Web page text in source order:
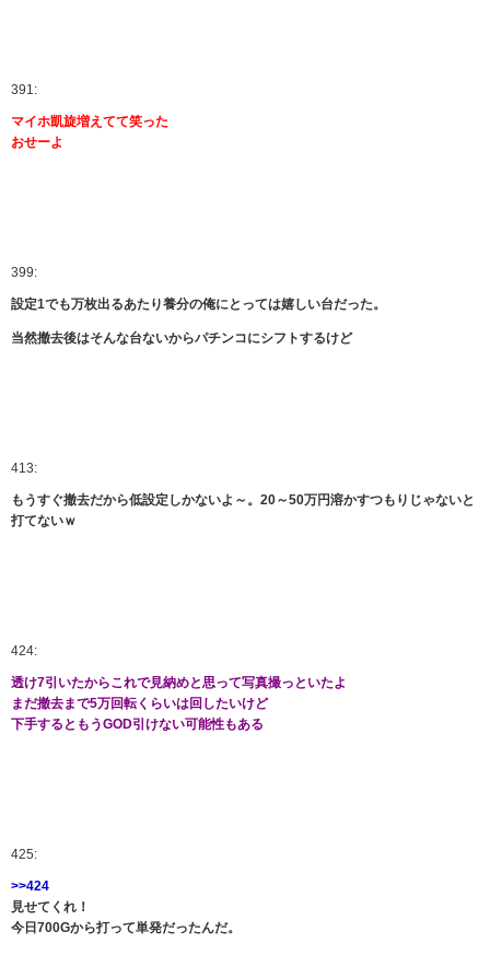
391:
マイホ凱旋増えてて笑った
おせーよ
399:
設定1でも万枚出るあたり養分の俺にとっては嬉しい台だった。
当然撤去後はそんな台ないからパチンコにシフトするけど
413:
もうすぐ撤去だから低設定しかないよ～。20～50万円溶かすつもりじゃないと
打てないｗ
424:
透け7引いたからこれで見納めと思って写真撮っといたよ
まだ撤去まで5万回転くらいは回したいけど
下手するともうGOD引けない可能性もある
425:
>>424
見せてくれ！
今日700Gから打って単発だったんだ。